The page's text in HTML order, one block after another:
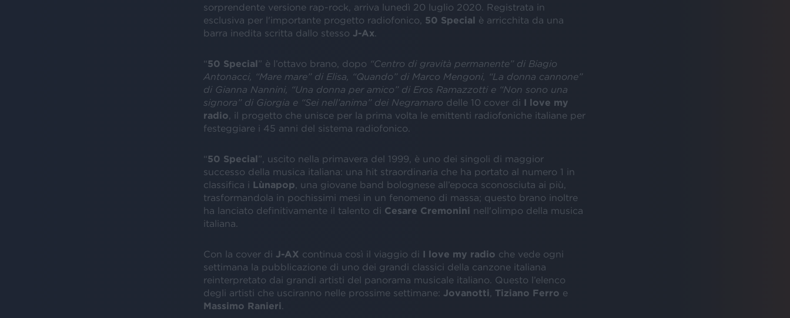
sorprendente versione rap-rock, arriva lunedì 20 luglio 2020. Registrata in
esclusiva per l'importante progetto radiofonico, 50 Special è arricchita da una
barra inedita scritta dallo stesso J-Ax
“50 Special” è l’ottavo brano, dopo “Centro di gravità permanente” di Biagio
Antonacci, “Mare mare” di Elisa, “Quando” di Marco Mengoni, “La donna cannone”
di Gianna Nannini, “Una donna per amico” di Eros Ramazzotti e “Non sono una
signora” di Giorgia e “Sei nell’anima” dei Negramaro delle 10 cover di I love my
radio , il progetto che unisce per la prima volta le emittenti radiofoniche italiane per
festeggiare i 45 anni del sistema radiofonico.
“50 Special”, uscito nella primavera del 1999, è uno dei singoli di maggior
successo della musica italiana: una hit straordinaria che ha portato al numero 1 in
classifica i Lùnapop , una giovane band bolognese all’epoca sconosciuta ai più,
trasformandola in pochissimi mesi in un fenomeno di massa; questo brano inoltre
ha lanciato definitivamente il talento di Cesare Cremonini nell'olimpo della musica
italiana.
Con la cover di J-AX continua così il viaggio di I love my radio che vede ogni
settimana la pubblicazione di uno dei grandi classici della canzone italiana
reinterpretato dai grandi artisti del panorama musicale italiano. Questo l’elenco
degli artisti che usciranno nelle prossime settimane: Jovanotti Tiziano Ferro e
Massimo Ranieri